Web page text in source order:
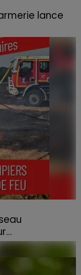
lance
au
habitations et
de personnes.
de départs de feu,
a lancé un appel
en aide...